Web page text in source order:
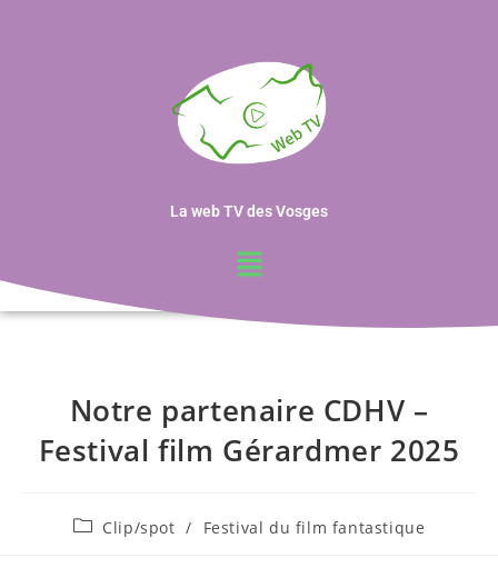
La web TV des Vosges
Notre partenaire CDHV –
Festival film Gérardmer 2025
Clip/spot / Festival du film fantastique